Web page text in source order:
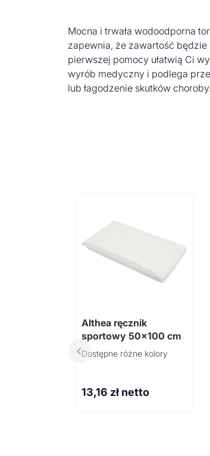
Mocna i trwała wodoodporna
zapewnia, że zawartość
pierwszej pomocy ułatwią Ci
wyrób medyczny i podlega
lub łagodzenie skutków
Althea ręcznik
sportowy 50x100 cm
Dostępne różne kolory
13,16 zł netto